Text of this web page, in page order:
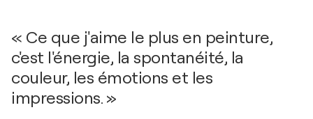
« Ce que j'aime le plus en peinture,
c'est l'énergie, la spontanéité, la
couleur, les émotions et les
impressions. »